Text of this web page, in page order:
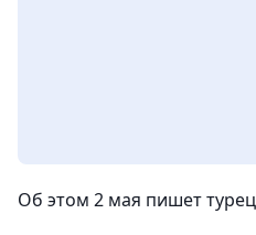
Об этом 2 мая пишет